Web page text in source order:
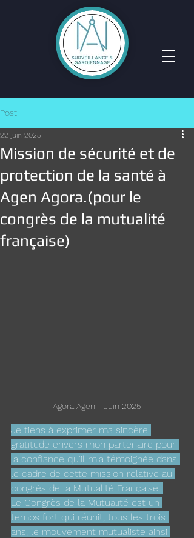
Post
Mission de sécurité et de
protection de la santé à
Agen Agora.(pour le
congrès de la mutualité
française)
22 juin 2025
Agora Agen - Juin 2025
Je tiens à exprimer ma sincère
gratitude envers mon partenaire pour
la confiance qu'il m'a témoignée dans
le cadre de cette mission relative au
congrès de la Mutualité Française.
Le Congrès de la Mutualité est un
temps fort qui réunit, tous les trois
ans, le mouvement mutualiste ainsi